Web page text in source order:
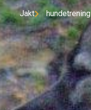
Jakt hundetrening